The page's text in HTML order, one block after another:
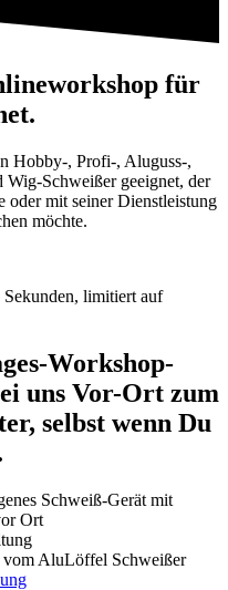
für
Hobby-, Profi-, Aluguss-,
Schweißer geeignet, der
oder mit seiner Dienstleistung
möchte.
limitiert auf
Workshop-
uns Vor-Ort zum
selbst wenn Du
Schweiß-Gerät mit
Ort
vom AluLöffel Schweißer